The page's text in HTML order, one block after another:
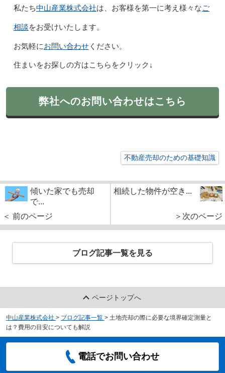
私たち中山産業株式会社は、お客様を第一に考え様々なご
相談をお受けいたします。
お気軽にお問い合わせください。
住まいをお探しの方はこちらをクリック↓
弊社へのお問い合わせはこちら
不動産売却のための基礎知識
傾いた家でも売却
で...
＜ 前のページ
相続した物件が空き...
＞次のページ
ブログ記事一覧を見る
ページトップへ
中山産業株式会社 > ブログ記事一覧 > 土地売却の際に必要な境界確定測量と
は？費用の目安についても解説
電話でお問い合わせ